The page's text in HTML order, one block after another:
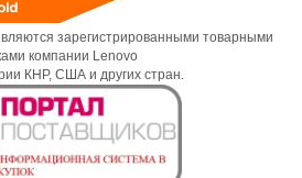
зарегистрированными товарными
компании Lenovo
КНР, США и других стран.